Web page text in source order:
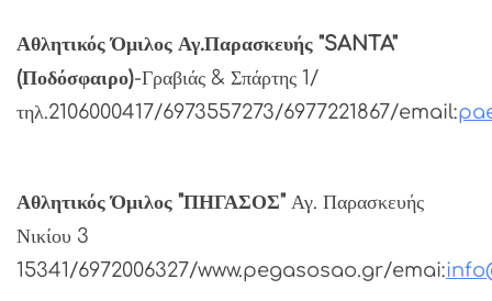
Αθλητικός Όμιλος Αγ.Παρασκευής "SANTA"
(Ποδόσφαιρο)-Γραβιάς & Σπάρτης 1/
τηλ.2106000417/6973557273/6977221867/email:
Αθλητικός Όμιλος "ΠΗΓΑΣΟΣ" Αγ. Παρασκευής
Νικίου 3
15341/6972006327/www.pegasosao.gr/emai: